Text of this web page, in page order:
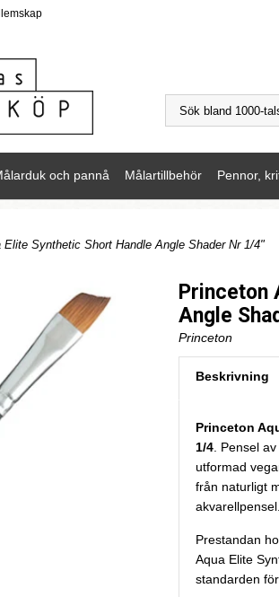
och pannå Målartillbehör Pennor,
Elite Synthetic Short Handle Angle Shader Nr 1/4"
Princeton
Angle
Princeton
Beskrivning
Princeton
1/4. Pensel
utformad
från naturligt
akvarellpensel.
Prestandan
Aqua Elite
standarden